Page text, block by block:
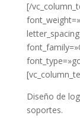
[/
Diseño de
soportes.